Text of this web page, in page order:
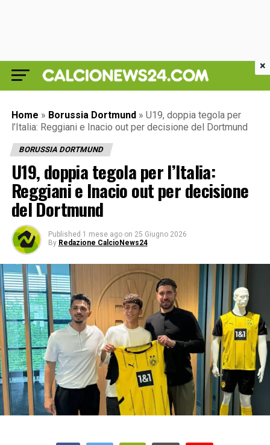
Home » Borussia Dortmund » U19, doppia tegola per
l’Italia: Reggiani e Inacio out per decisione del Dortmund
BORUSSIA DORTMUND
U19, doppia tegola per l’Italia:
Reggiani e Inacio out per decisione
del Dortmund
Published 1 mese ago on 25 Giugno 2026
By Redazione CalcioNews24
×